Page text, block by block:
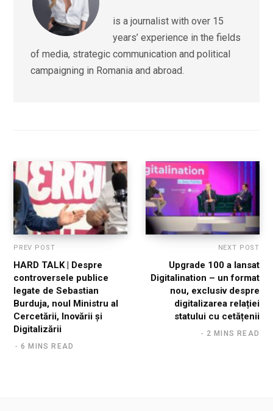
is a journalist with over 15
years’ experience in the fields
of media, strategic communication and political
campaigning in Romania and abroad.
PREV POST
HARD TALK | Despre
controversele publice
legate de Sebastian
Burduja, noul Ministru al
Cercetării, Inovării și
Digitalizării
6 MINS READ
NEXT POST
Upgrade 100 a lansat
Digitalination – un format
nou, exclusiv despre
digitalizarea relației
statului cu cetățenii
2 MINS READ